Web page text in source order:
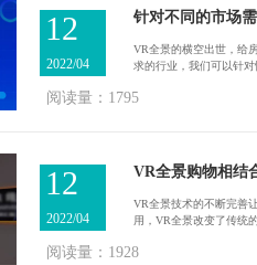
针对不同的市场
VR全景的横空出世，给
求的行业，我们可以针
阅读量：1795
12
2022/04
VR全景购物相结
VR全景技术的不断完善
用，VR全景改变了传统
阅读量：1928
12
2022/04